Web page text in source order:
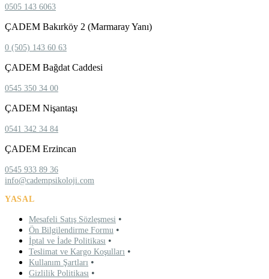
0505 143 6063
ÇADEM Bakırköy 2 (Marmaray Yanı)
0 (505) 143 60 63
ÇADEM Bağdat Caddesi
0545 350 34 00
ÇADEM Nişantaşı
0541 342 34 84
ÇADEM Erzincan
0545 933 89 36
info@cadempsikoloji.com
YASAL
Mesafeli Satış Sözleşmesi •
Ön Bilgilendirme Formu •
İptal ve İade Politikası •
Teslimat ve Kargo Koşulları •
Kullanım Şartları •
Gizlilik Politikası •